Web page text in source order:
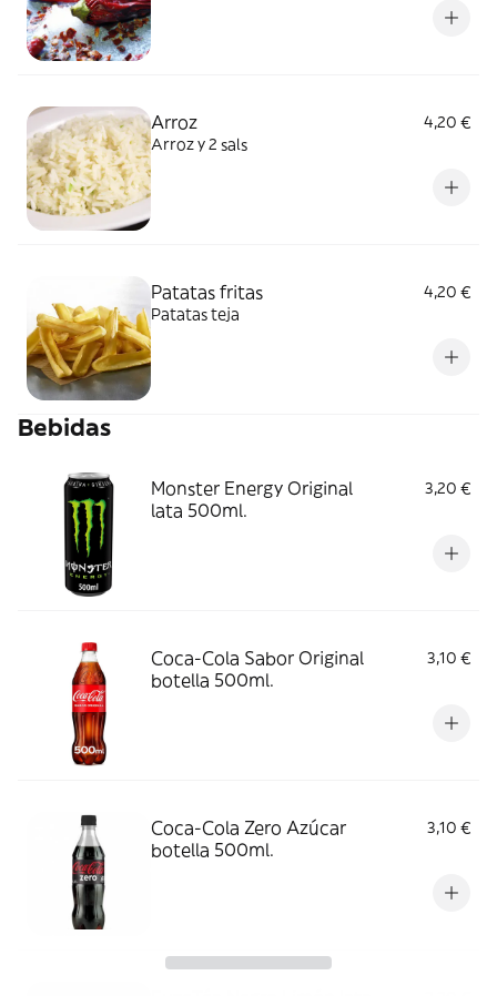
Arroz
4,20 €
Arroz y 2 sals
Patatas fritas
4,20 €
Patatas teja
Bebidas
Monster Energy Original
lata 500ml.
3,20 €
Coca-Cola Sabor Original
botella 500ml.
3,10 €
Coca-Cola Zero Azúcar
botella 500ml.
3,10 €